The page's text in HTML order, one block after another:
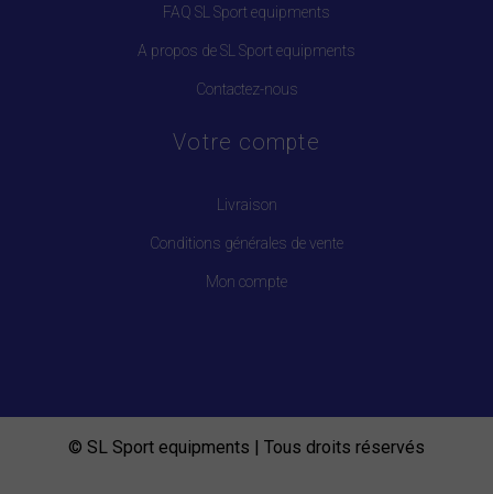
FAQ SL Sport equipments
A propos de SL Sport equipments
Contactez-nous
Votre compte
Livraison
Conditions générales de vente
Mon compte
© SL Sport equipments | Tous droits réservés